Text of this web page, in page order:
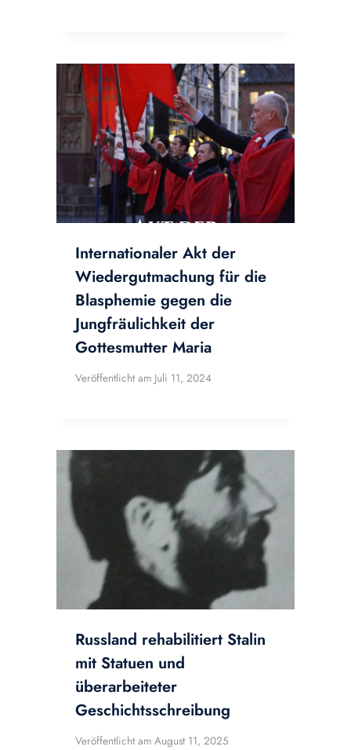
Internationaler Akt der
Wiedergutmachung für die
Blasphemie gegen die
Jungfräulichkeit der
Gottesmutter Maria
Veröffentlicht am Juli 11, 2024
Russland rehabilitiert Stalin
mit Statuen und
überarbeiteter
Geschichtsschreibung
Veröffentlicht am August 11, 2025